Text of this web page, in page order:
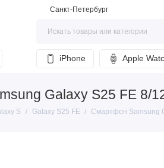
Санкт-Петербург
iPhone Apple
Galaxy S25 FE 8/
S Galaxy S25 FE Смартфон Samsung